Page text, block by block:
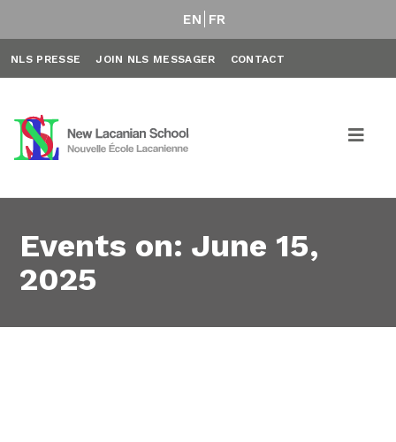
EN FR
NLS PRESSE JOIN NLS MESSAGER CONTACT
Events on: June 15,
2025